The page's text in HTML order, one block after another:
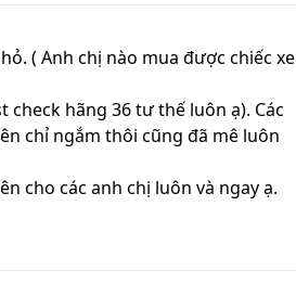
( Anh chị nào mua được chiếc xe
check hãng 36 tư thế luôn ạ). Các
chỉ ngắm thôi cũng đã mê luôn
cho các anh chị luôn và ngay ạ.